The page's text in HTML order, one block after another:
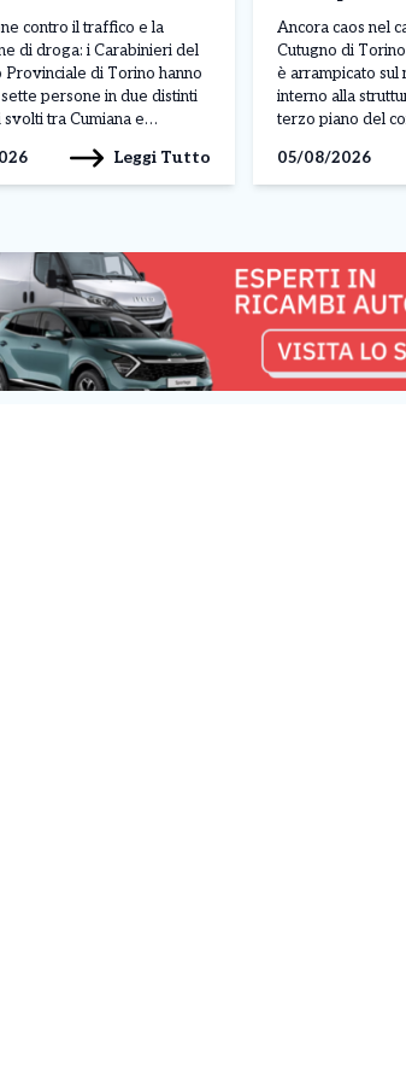
contro il traffico e la
di droga: i Carabinieri del
Provinciale di Torino hanno
persone in due distinti
tra Cumiana e
per contrastare lo
coltivazione di sostanze
dove […]
Leggi Tutto
terzo piano.
controllo
Ancora caos nel
Cutugno di
è arrampicato sul
interno alla
terzo piano del
mattinata di
legato a una
05/08/2026